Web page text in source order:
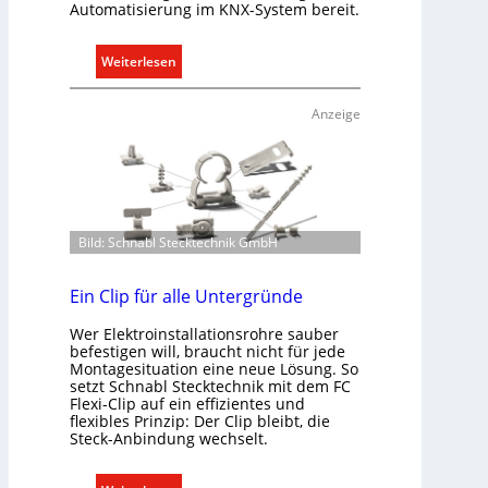
i
t
y
m
.
Automatisierung im KNX-System bereit.
Weiterlesen
R
k
m
b
d
a
r
f
s
g
e
Anzeige
Bild: Schnabl Stecktechnik GmbH
Ein Clip für alle Untergründe
Wer Elektroinstallationsrohre sauber
befestigen will, braucht nicht für jede
Montagesituation eine neue Lösung. So
setzt Schnabl Stecktechnik mit dem FC
Flexi-Clip auf ein effizientes und
flexibles Prinzip: Der Clip bleibt, die
Steck-Anbindung wechselt.